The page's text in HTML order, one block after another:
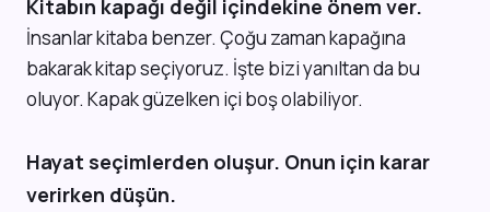
Kitabın kapağı değil içindekine önem ver.
İnsanlar kitaba benzer. Çoğu zaman kapağına
bakarak kitap seçiyoruz. İşte bizi yanıltan da bu
oluyor. Kapak güzelken içi boş olabiliyor.
Hayat seçimlerden oluşur. Onun için karar
verirken düşün.